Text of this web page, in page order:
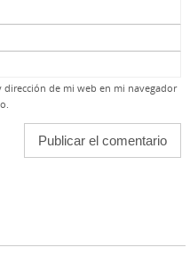
de mi web en mi navegador